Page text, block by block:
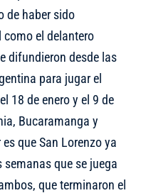
de haber sido
como el delantero
difundieron desde las
para jugar el
18 de enero y el 9 de
Bucaramanga y
que San Lorenzo ya
que se juega
que terminaron el